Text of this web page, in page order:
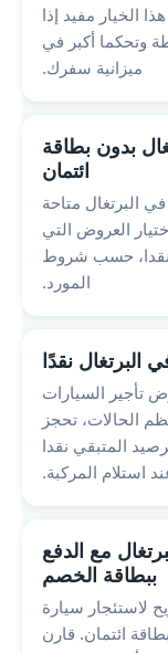
الخيار مفيد إذا
وتحكما أكبر في
ميزانية سفرك.
بدون بطاقة
ائتمان
البرتغال متاحة
العروض التي
نقدا، حسب شروط
المورد.
البرتغال نقدًا
تأجير السيارات
الحالات، تحجز
المتبقي نقدا
استلام المركبة.
مع الدفع
ببطاقة الخصم
لاستئجار سيارة
ائتمان. قارن